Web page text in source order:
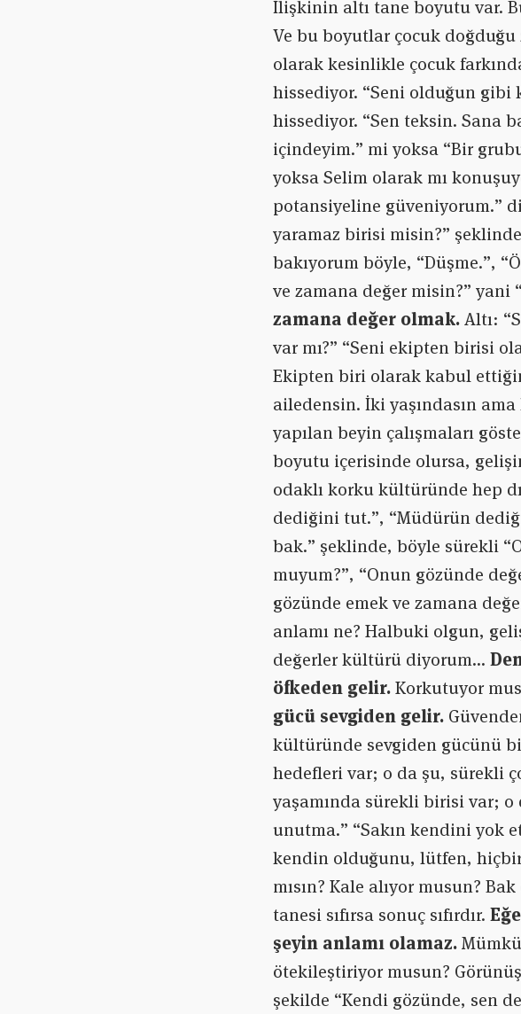
İlişkinin altı tane boyutu var.
Ve bu boyutlar çocuk
olarak kesinlikle çocuk
hissediyor. “Seni olduğun gibi
hissediyor. “Sen teksin. Sana
içindeyim.” mi yoksa “Bir
yoksa Selim olarak mı
potansiyeline güveniyorum.”
yaramaz birisi misin?”
bakıyorum böyle, “Düşme.”,
ve zamana değer misin?” yani
zamana değer olmak.Altı:
var mı?” “Seni ekipten birisi
Ekipten biri olarak kabul
ailedensin. İki yaşındasın
yapılan beyin çalışmaları
boyutu içerisinde olursa,
odaklı korku kültüründe hep
dediğini tut.”, “Müdürün
bak.” şeklinde, böyle sürekli
muyum?”, “Onun gözünde
gözünde emek ve zamana
anlamı ne? Halbuki olgun,
değerler kültürü diyorum…
öfkeden gelir.Korkutuyor
gücü sevgiden gelir.
kültüründe sevgiden gücünü
hedefleri var; o da şu, sürekli
yaşamında sürekli birisi var;
unutma.” “Sakın kendini yok
kendin olduğunu, lütfen, hiçbir
mısın? Kale alıyor musun?
tanesi sıfırsa sonuç sıfırdır.
şeyin anlamı olamaz.
ötekileştiriyor musun?
şekilde “Kendi gözünde, sen